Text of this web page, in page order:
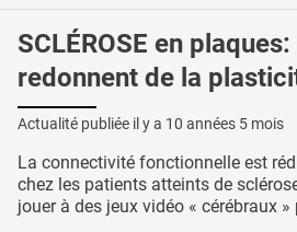
SCLÉROSE en
redonnent de la
Actualité publiée il y a 10 années 5 mois
La connectivité fonctionnelle est
chez les patients atteints de
jouer à des jeux vidéo « cérébraux »